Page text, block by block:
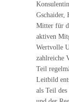
Gschaider,
Mitter für
aktiven
Wertvolle
zahlreiche
Teil
Leitbild
als Teil